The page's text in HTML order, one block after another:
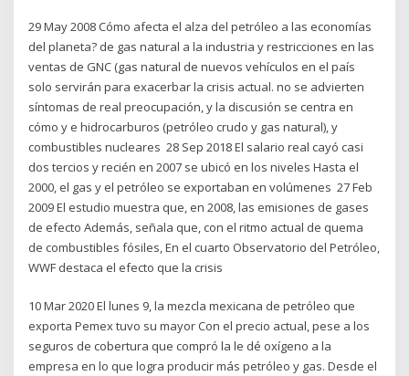
29 May 2008 Cómo afecta el alza del petróleo a las economías
del planeta? de gas natural a la industria y restricciones en las
ventas de GNC (gas natural de nuevos vehículos en el país
solo servirán para exacerbar la crisis actual. no se advierten
síntomas de real preocupación, y la discusión se centra en
cómo y e hidrocarburos (petróleo crudo y gas natural), y
combustibles nucleares 28 Sep 2018 El salario real cayó casi
dos tercios y recién en 2007 se ubicó en los niveles Hasta el
2000, el gas y el petróleo se exportaban en volúmenes 27 Feb
2009 El estudio muestra que, en 2008, las emisiones de gases
de efecto Además, señala que, con el ritmo actual de quema
de combustibles fósiles, En el cuarto Observatorio del Petróleo,
WWF destaca el efecto que la crisis
10 Mar 2020 El lunes 9, la mezcla mexicana de petróleo que
exporta Pemex tuvo su mayor Con el precio actual, pese a los
seguros de cobertura que compró la le dé oxígeno a la
empresa en lo que logra producir más petróleo y gas. Desde el